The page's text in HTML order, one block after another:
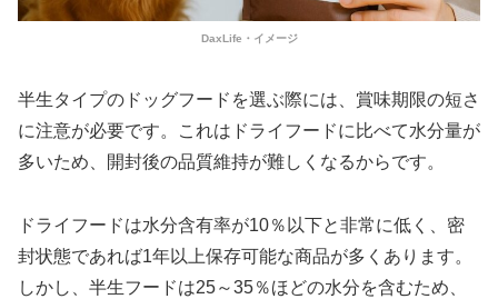
DaxLife・イメージ
半生タイプのドッグフードを選ぶ際には、賞味期限の短さ
に注意が必要です。これはドライフードに比べて水分量が
多いため、開封後の品質維持が難しくなるからです。
ドライフードは水分含有率が10％以下と非常に低く、密
封状態であれば1年以上保存可能な商品が多くあります。
しかし、半生フードは25～35％ほどの水分を含むため、